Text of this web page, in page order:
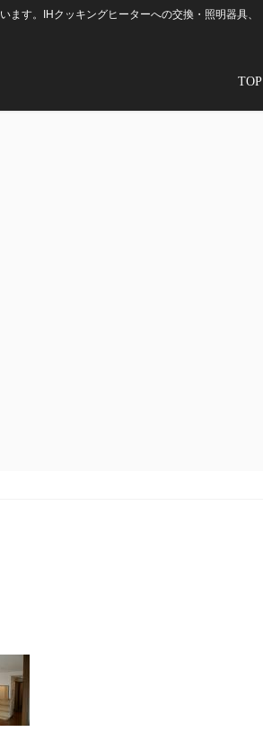
す。IHクッキングヒーターへの交換・照明器具、
TOP